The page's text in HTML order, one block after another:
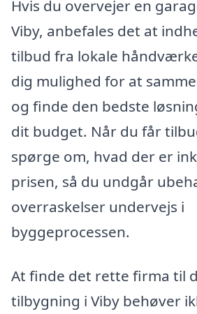
Hvis du overvejer en
Viby, anbefales det at
tilbud fra lokale
dig mulighed for at
og finde den bedste
dit budget. Når du får
spørge om, hvad der er
prisen, så du undgår
overraskelser undervejs i
byggeprocessen.
At finde det rette firma til
tilbygning i Viby behøver